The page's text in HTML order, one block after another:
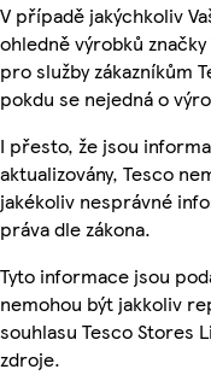
V případě jakýchkoliv
ohledně výrobků
pro služby zákazníkům
pokdu se nejedná o
I přesto, že jsou
aktualizovány, Tesco
jakékoliv nesprávné
práva dle zákona.
Tyto informace jsou
nemohou být jakkoliv
souhlasu Tesco Stores
zdroje.